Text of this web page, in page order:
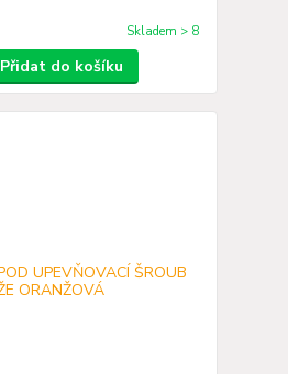
Skladem > 8
Přidat do košíku